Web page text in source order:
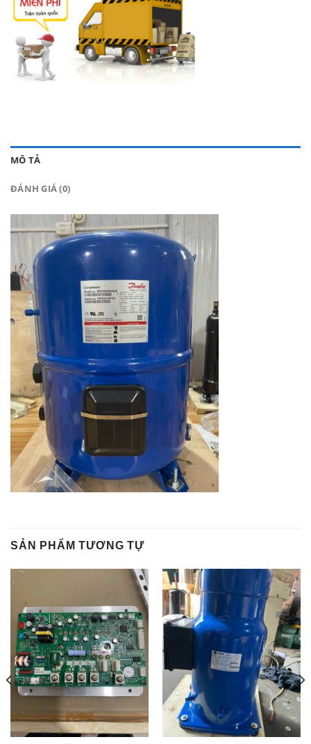
MÔ TẢ
ĐÁNH GIÁ (0)
SẢN PHẨM TƯƠNG TỰ